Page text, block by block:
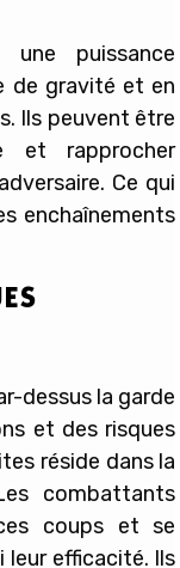
puissance
de gravité et en
Ils peuvent être
et rapprocher
Ce qui
enchaînements
dessus la garde
et des risques
réside dans la
combattants
coups et se
leur efficacité. Ils